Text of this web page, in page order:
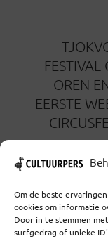
Om de beste
cookies om informatie
Door in te stemmen
surfgedrag of unieke
OREN
EERSTE